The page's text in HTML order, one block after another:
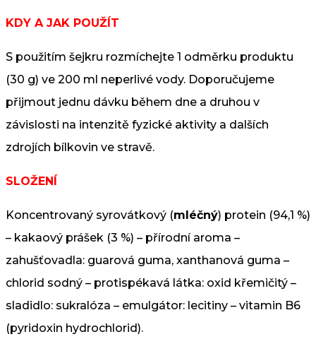
KDY A JAK POUŽÍT
S použitím šejkru rozmíchejte 1 odměrku produktu
(30 g) ve 200 ml neperlivé vody. Doporučujeme
přijmout jednu dávku během dne a druhou v
závislosti na intenzitě fyzické aktivity a dalších
zdrojích bílkovin ve stravě.
SLOŽENÍ
Koncentrovaný syrovátkový (mléčný) protein (94,1 %)
– kakaový prášek (3 %) – přírodní aroma –
zahušťovadla: guarová guma, xanthanová guma –
chlorid sodný – protispékavá látka: oxid křemičitý –
sladidlo: sukralóza – emulgátor: lecitiny – vitamin B6
(pyridoxin hydrochlorid).